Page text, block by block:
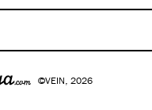
©VEIN, 2026